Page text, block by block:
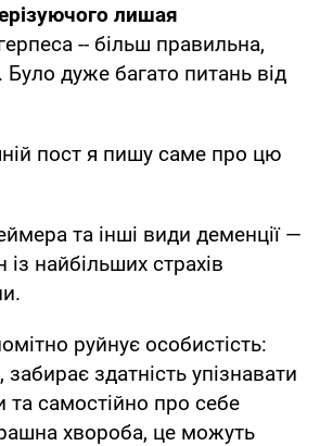
лишая
-- більш правильна,
Було дуже багато питань від
пост я пишу саме про цю
та інші види деменції —
найбільших страхів
руйнує особистість:
здатність упізнавати
та самостійно про себе
хвороба, це можуть